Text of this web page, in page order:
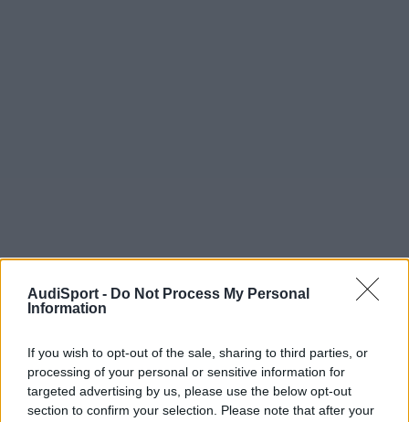
AudiSport - Do Not Process My Personal
Information
If you wish to opt-out of the sale, sharing to third parties, or
processing of your personal or sensitive information for
targeted advertising by us, please use the below opt-out
section to confirm your selection. Please note that after your
Publicado11 de Diciembre del 2009
Manu Lorenzo dijo: